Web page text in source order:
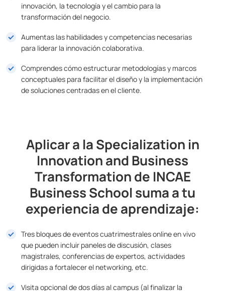
innovación, la tecnología y el cambio para la
transformación del negocio.
Aumentas las habilidades y competencias necesarias
para liderar la innovación colaborativa.
Comprendes cómo estructurar metodologías y marcos
conceptuales para facilitar el diseño y la implementación
de soluciones centradas en el cliente.
Aplicar a la Specialization in
Innovation and Business
Transformation de INCAE
Business School suma a tu
experiencia de aprendizaje:
Tres bloques de eventos cuatrimestrales online en vivo
que pueden incluir paneles de discusión, clases
magistrales, conferencias de expertos, actividades
dirigidas a fortalecer el networking, etc.
Visita opcional de dos días al campus (al finalizar la